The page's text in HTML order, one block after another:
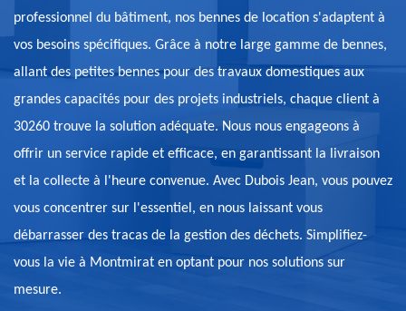
professionnel du bâtiment, nos bennes de location s'adaptent à
vos besoins spécifiques. Grâce à notre large gamme de bennes,
allant des petites bennes pour des travaux domestiques aux
grandes capacités pour des projets industriels, chaque client à
30260 trouve la solution adéquate. Nous nous engageons à
offrir un service rapide et efficace, en garantissant la livraison
et la collecte à l'heure convenue. Avec Dubois Jean, vous pouvez
vous concentrer sur l'essentiel, en nous laissant vous
débarrasser des tracas de la gestion des déchets. Simplifiez-
vous la vie à Montmirat en optant pour nos solutions sur
mesure.